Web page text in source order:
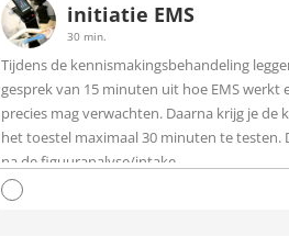
initiatie EMS
30 min.
Tijdens de kennismakingsbehandeling
gesprek van 15 minuten uit hoe EMS werkt
precies mag verwachten. Daarna krijg je de
het toestel maximaal 30 minuten te testen.
na de figuuranalyse/intake.